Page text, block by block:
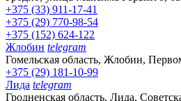
+375 (33) 911-17-41
+375 (29) 770-98-54
+375 (152) 624-122
Жлобин telegram
Гомельская область, Жлобин,
+375 (29) 181-10-99
Лида telegram
Гродненская область, Лида,